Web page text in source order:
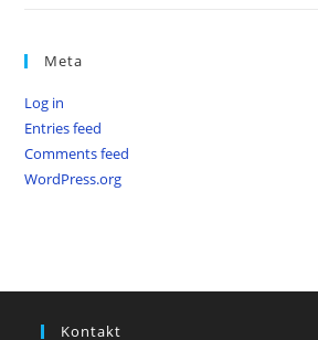
Meta
Log in
Entries feed
Comments feed
WordPress.org
Kontakt